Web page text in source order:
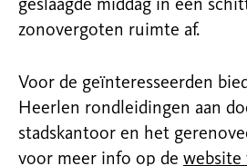
geslaagde middag in een
zonovergoten ruimte af.
Voor de geïnteresseerden
Heerlen rondleidingen aan
stadskantoor en het
voor meer info op de website